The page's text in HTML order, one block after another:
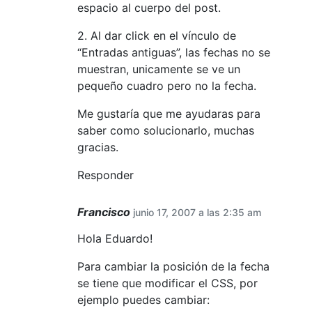
espacio al cuerpo del post.
2. Al dar click en el vínculo de
“Entradas antiguas”, las fechas no se
muestran, unicamente se ve un
pequeño cuadro pero no la fecha.
Me gustaría que me ayudaras para
saber como solucionarlo, muchas
gracias.
Responder
Francisco junio 17, 2007 a las 2:35 am
Hola Eduardo!
Para cambiar la posición de la fecha
se tiene que modificar el CSS, por
ejemplo puedes cambiar: